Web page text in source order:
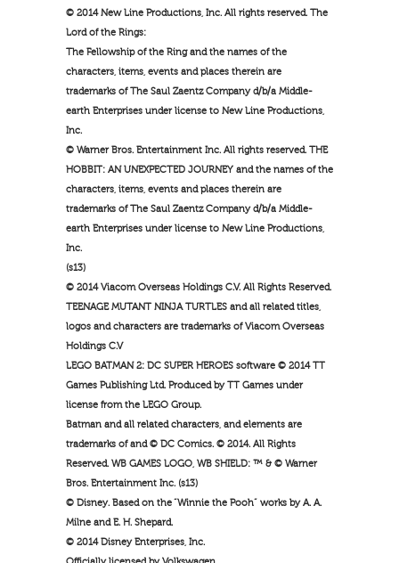
© 2014 New Line Productions, Inc. All rights reserved. The
Lord of the Rings:
The Fellowship of the Ring and the names of the
characters, items, events and places therein are
trademarks of The Saul Zaentz Company d/b/a Middle-
earth Enterprises under license to New Line Productions,
Inc.
© Warner Bros. Entertainment Inc. All rights reserved. THE
HOBBIT: AN UNEXPECTED JOURNEY and the names of the
characters, items, events and places therein are
trademarks of The Saul Zaentz Company d/b/a Middle-
earth Enterprises under license to New Line Productions,
Inc.
(s13)
© 2014 Viacom Overseas Holdings C.V. All Rights Reserved.
TEENAGE MUTANT NINJA TURTLES and all related titles,
logos and characters are trademarks of Viacom Overseas
Holdings C.V
LEGO BATMAN 2: DC SUPER HEROES software © 2014 TT
Games Publishing Ltd. Produced by TT Games under
license from the LEGO Group.
Batman and all related characters, and elements are
trademarks of and © DC Comics. © 2014. All Rights
Reserved. WB GAMES LOGO, WB SHIELD: ™ & © Warner
Bros. Entertainment Inc. (s13)
© Disney. Based on the “Winnie the Pooh” works by A. A.
Milne and E. H. Shepard.
© 2014 Disney Enterprises, Inc.